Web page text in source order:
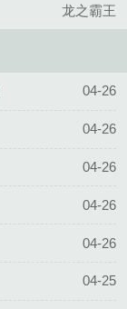
龙之霸王
04-26
04-26
04-26
04-26
04-26
04-25